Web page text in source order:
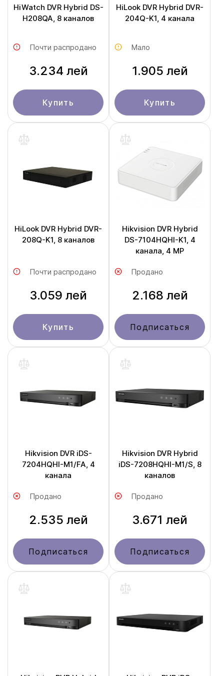
HiWatch DVR Hybrid DS-
H208QA, 8 каналов
Почти распродано
3.234 лей
Купить
HiLook DVR Hybrid DVR-
204Q-K1, 4 канала
Мало
1.905 лей
Купить
HiLook DVR Hybrid DVR-
208Q-K1, 8 каналов
Почти распродано
3.059 лей
Купить
Hikvision DVR Hybrid
DS-7104HQHI-K1, 4
канала, 4 MP
Продано
2.168 лей
Подписаться
Hikvision DVR iDS-
7204HQHI-M1/FA, 4
канала
Продано
2.535 лей
Подписаться
Hikvision DVR Hybrid
iDS-7208HQHI-M1/S, 8
каналов
Продано
3.671 лей
Подписаться